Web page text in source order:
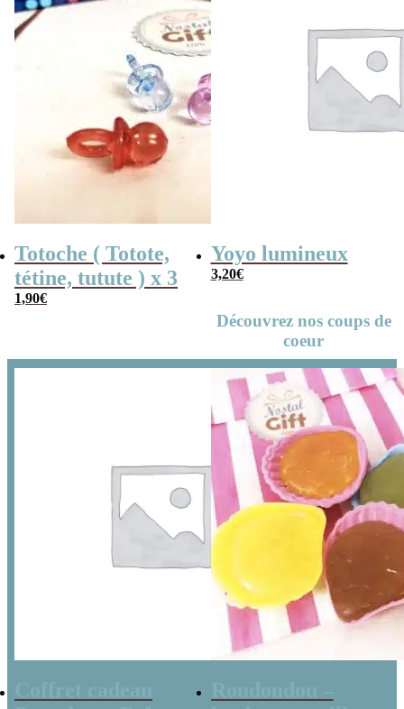
Totoche ( Totote,
tétine, tutute ) x 3
1,90€
Yoyo lumineux
3,20€
Découvrez nos coups de
coeur